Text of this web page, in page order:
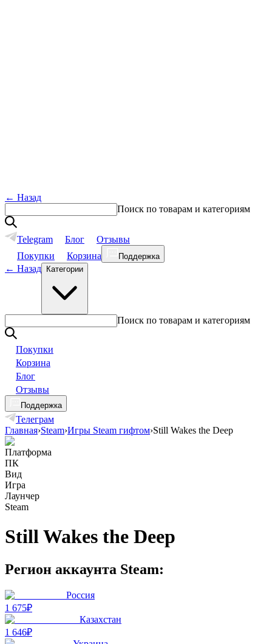
← Назад
Поиск по товарам и категориям
Telegram Блог
Отзывы
Покупки
Корзина Поддержка
← Назад Категории
Поиск по товарам и категориям
Покупки
Корзина
Блог
Отзывы
Поддержка
Телеграм
Главная›Steam›Игры Steam гифтом›Still Wakes the Deep
Платформа
ПК
Вид
Игра
Лаунчер
Steam
Still Wakes the Deep
Регион аккаунта Steam:
Россия
1 675₽
Казахстан
1 646₽